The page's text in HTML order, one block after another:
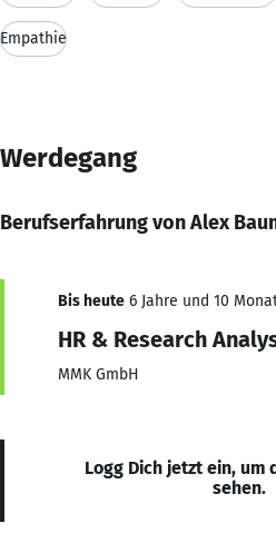
Empathie
Werdegang
Berufserfahrung von Alex
Bis heute 6 Jahre und 10
HR & Research
MMK GmbH
Logg Dich jetzt ein, um
sehen.